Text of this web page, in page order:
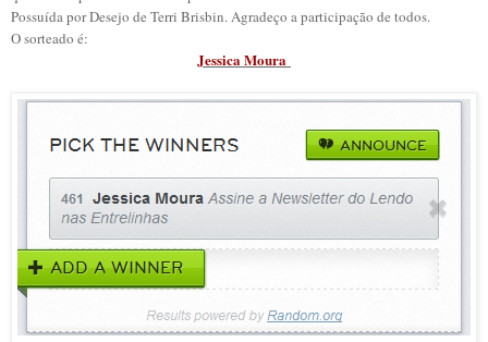
Possuída por Desejo de Terri Brisbin. Agradeço a participação de todos.
O sorteado é:
Jessica Moura